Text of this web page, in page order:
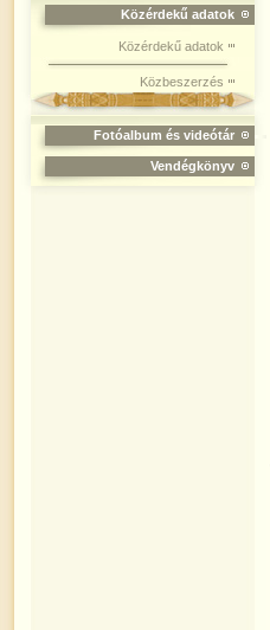
Közérdekű adatok
Közérdekű adatok
Közbeszerzés
Fotóalbum és videótár
Vendégkönyv